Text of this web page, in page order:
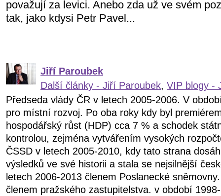
považují za levici. Anebo zda už ve svém
tak, jako kdysi Petr Pavel...
Jiří Paroubek
Další články - Jiří Paroubek, VIP blogy -
Předseda vlády ČR v letech 2005-2006. V
pro místní rozvoj. Po oba roky kdy byl
hospodářský růst (HDP) cca 7 % a schodek
kontrolou, zejména vytvářením vysokých
ČSSD v letech 2005-2010, kdy tato strana
výsledků ve své historii a stala se nejsilnější
letech 2006-2013 členem Poslanecké
členem pražského zastupitelstva. v období